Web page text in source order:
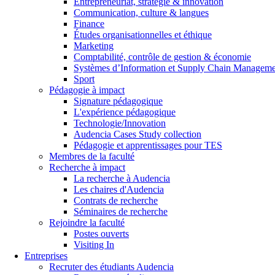
Communication, culture & langues
Finance
Études organisationnelles et éthique
Marketing
Comptabilité, contrôle de gestion & économie
Systèmes d’Information et Supply Chain
Sport
Pédagogie à impact
Signature pédagogique
L'expérience pédagogique
Technologie/Innovation
Audencia Cases Study collection
Pédagogie et apprentissages pour TES
Membres de la faculté
Recherche à impact
La recherche à Audencia
Les chaires d'Audencia
Contrats de recherche
Séminaires de recherche
Rejoindre la faculté
Postes ouverts
Visiting In
Entreprises
Recruter des étudiants Audencia